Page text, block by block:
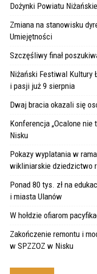
Dożynki Powiatu
Zmiana na stanowisku
Umiejętności
Szczęśliwy finał
Niżański Festiwal Kultury
i pasji już 9 sierpnia
Dwaj bracia okazali się
Konferencja „Ocalone
Nisku
Pokazy wyplatania w
wikliniarskie dziedzictwo
Ponad 80 tys. zł na
i miasta Ulanów
W hołdzie ofiarom
Zakończenie remontu i
w SPZZOZ w Nisku